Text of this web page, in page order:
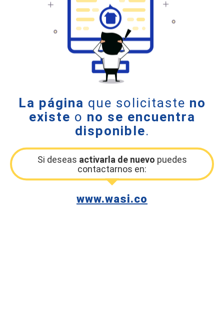
La página que solicitaste no
existe o no se encuentra
disponible.
Si deseas activarla de nuevo puedes
contactarnos en:
www.wasi.co